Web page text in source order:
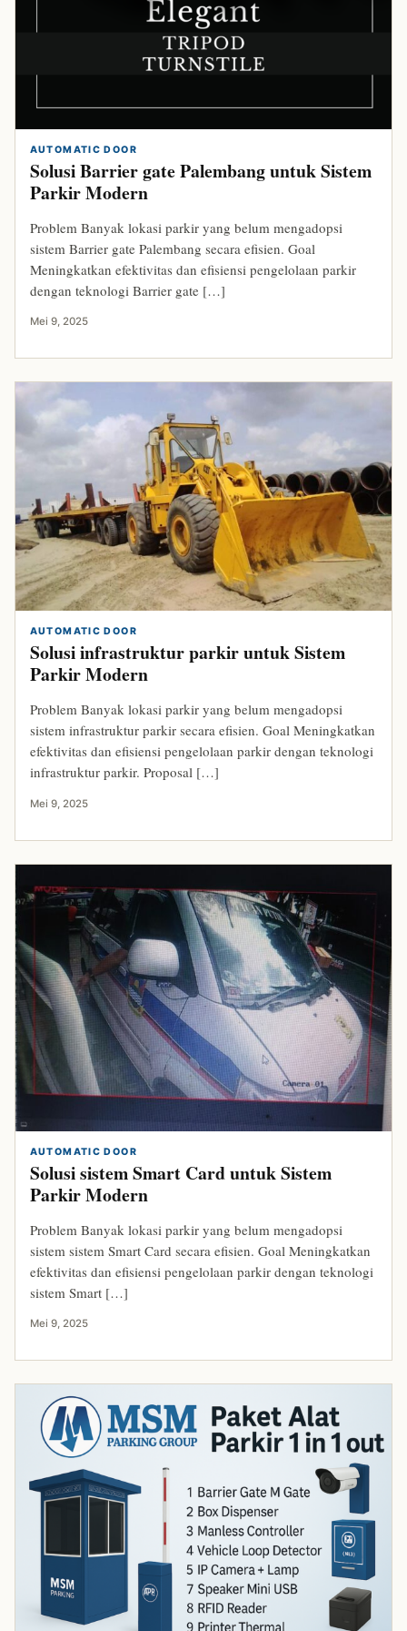
AUTOMATIC DOOR
Solusi Barrier gate Palembang untuk Sistem
Parkir Modern
Problem Banyak lokasi parkir yang belum mengadopsi
sistem Barrier gate Palembang secara efisien. Goal
Meningkatkan efektivitas dan efisiensi pengelolaan parkir
dengan teknologi Barrier gate […]
Mei 9, 2025
AUTOMATIC DOOR
Solusi infrastruktur parkir untuk Sistem
Parkir Modern
Problem Banyak lokasi parkir yang belum mengadopsi
sistem infrastruktur parkir secara efisien. Goal Meningkatkan
efektivitas dan efisiensi pengelolaan parkir dengan teknologi
infrastruktur parkir. Proposal […]
Mei 9, 2025
AUTOMATIC DOOR
Solusi sistem Smart Card untuk Sistem
Parkir Modern
Problem Banyak lokasi parkir yang belum mengadopsi
sistem sistem Smart Card secara efisien. Goal Meningkatkan
efektivitas dan efisiensi pengelolaan parkir dengan teknologi
sistem Smart […]
Mei 9, 2025